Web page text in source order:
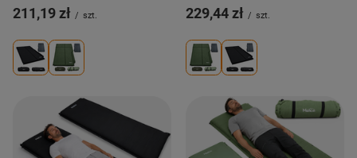
211,19 zł / szt. 229,44 zł / szt.